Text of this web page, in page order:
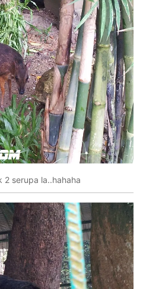
2 serupa la..hahaha